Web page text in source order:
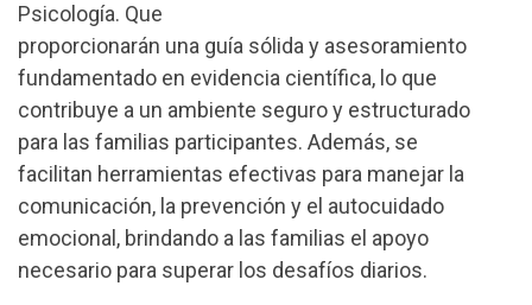
Psicología. Que
proporcionarán una guía sólida y asesoramiento
fundamentado en evidencia científica, lo que
contribuye a un ambiente seguro y estructurado
para las familias participantes. Además, se
facilitan herramientas efectivas para manejar la
comunicación, la prevención y el autocuidado
emocional, brindando a las familias el apoyo
necesario para superar los desafíos diarios.